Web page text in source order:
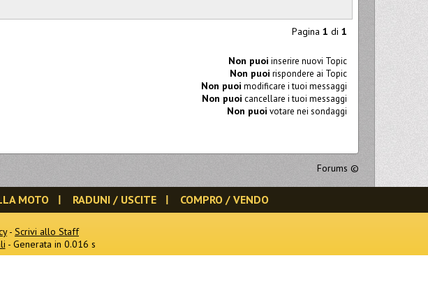
Pagina 1 di 1
Non puoi inserire nuovi Topic
Non puoi rispondere ai Topic
Non puoi modificare i tuoi messaggi
Non puoi cancellare i tuoi messaggi
Non puoi votare nei sondaggi
Forums ©
MOTO RADUNI / USCITE COMPRO / VENDO
- Scrivi allo Staff
- Generata in 0.016 s